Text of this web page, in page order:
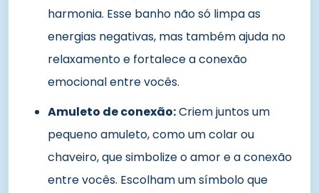
harmonia. Esse banho não só limpa as
energias negativas, mas também ajuda no
relaxamento e fortalece a conexão
emocional entre vocês.
Amuleto de conexão:Criem juntos um
pequeno amuleto, como um colar ou
chaveiro, que simbolize o amor e a conexão
entre vocês. Escolham um símbolo que